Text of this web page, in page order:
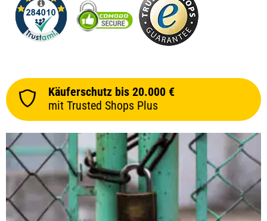
Käuferschutz bis 20.000 €
mit Trusted Shops Plus